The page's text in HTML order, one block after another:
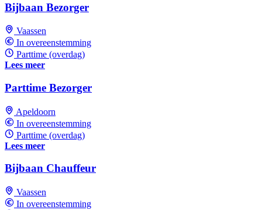
Bijbaan Bezorger
Vaassen
In overeenstemming
Parttime (overdag)
Lees meer
Parttime Bezorger
Apeldoorn
In overeenstemming
Parttime (overdag)
Lees meer
Bijbaan Chauffeur
Vaassen
In overeenstemming